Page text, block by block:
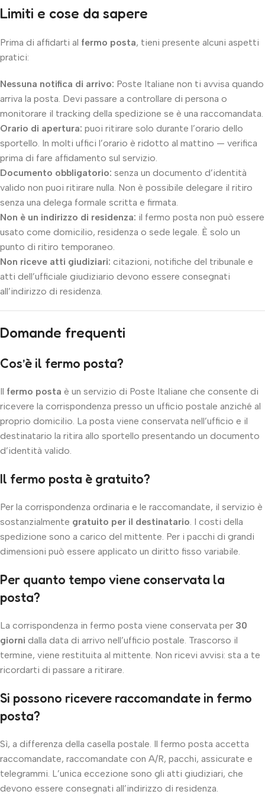
Limiti e cose da sapere
Prima di affidarti al fermo posta, tieni presente alcuni aspetti
pratici:
Nessuna notifica di arrivo: Poste Italiane non ti avvisa quando
arriva la posta. Devi passare a controllare di persona o
monitorare il tracking della spedizione se è una raccomandata.
Orario di apertura: puoi ritirare solo durante l’orario dello
sportello. In molti uffici l’orario è ridotto al mattino — verifica
prima di fare affidamento sul servizio.
Documento obbligatorio: senza un documento d’identità
valido non puoi ritirare nulla. Non è possibile delegare il ritiro
senza una delega formale scritta e firmata.
Non è un indirizzo di residenza: il fermo posta non può essere
usato come domicilio, residenza o sede legale. È solo un
punto di ritiro temporaneo.
Non riceve atti giudiziari: citazioni, notifiche del tribunale e
atti dell’ufficiale giudiziario devono essere consegnati
all’indirizzo di residenza.
Domande frequenti
Cos’è il fermo posta?
Il fermo posta è un servizio di Poste Italiane che consente di
ricevere la corrispondenza presso un ufficio postale anziché al
proprio domicilio. La posta viene conservata nell’ufficio e il
destinatario la ritira allo sportello presentando un documento
d’identità valido.
Il fermo posta è gratuito?
Per la corrispondenza ordinaria e le raccomandate, il servizio è
sostanzialmente gratuito per il destinatario. I costi della
spedizione sono a carico del mittente. Per i pacchi di grandi
dimensioni può essere applicato un diritto fisso variabile.
Per quanto tempo viene conservata la
posta?
La corrispondenza in fermo posta viene conservata per 30
giorni dalla data di arrivo nell’ufficio postale. Trascorso il
termine, viene restituita al mittente. Non ricevi avvisi: sta a te
ricordarti di passare a ritirare.
Si possono ricevere raccomandate in fermo
posta?
Sì, a differenza della casella postale. Il fermo posta accetta
raccomandate, raccomandate con A/R, pacchi, assicurate e
telegrammi. L’unica eccezione sono gli atti giudiziari, che
devono essere consegnati all’indirizzo di residenza.